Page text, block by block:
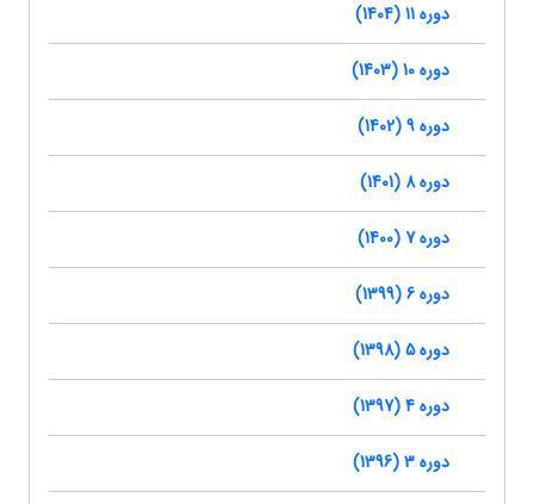
دوره 11 (1404)
دوره 10 (1403)
دوره 9 (1402)
دوره 8 (1401)
دوره 7 (1400)
دوره 6 (1399)
دوره 5 (1398)
دوره 4 (1397)
دوره 3 (1396)